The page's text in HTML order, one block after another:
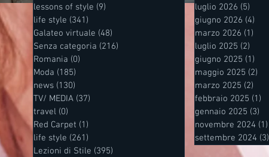
lessons of style (9)
life style (341)
Galateo virtuale (48)
Senza categoria (216)
Romania (0)
Moda (185)
news (130)
TV/ MEDIA (37)
travel (0)
Red Carpet (1)
life style (261)
Lezioni di Stile (395)
luglio 2026 (5)
giugno 2026 (4)
marzo 2026 (1)
luglio 2025 (2)
giugno 2025 (1)
maggio 2025 (2)
marzo 2025 (2)
febbraio 2025 (1)
gennaio 2025 (3)
novembre 2024 (1)
settembre 2024 (3)